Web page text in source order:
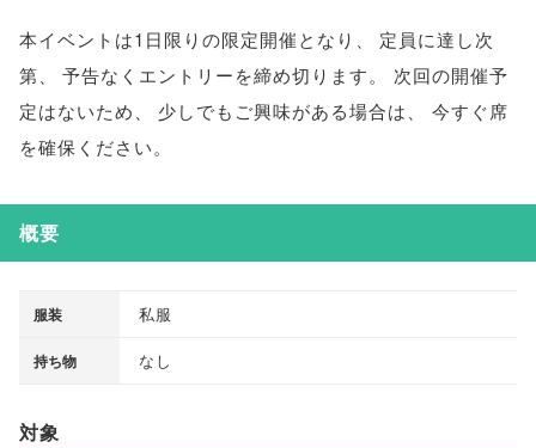
本イベントは1日限りの限定開催となり
定員に達し次
第
予告なくエントリーを締め切ります。
次回の開催予
定はないため
少しでもご興味がある場合は
今すぐ席
を確保ください。
概要
服装 私服
持ち物 なし
対象